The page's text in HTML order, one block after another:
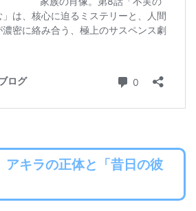
アキラの正体と「昔日の彼